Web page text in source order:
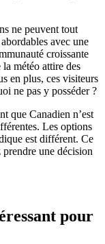
ne peuvent tout
avec une
croissante
météo attire des
en plus, ces visiteurs
ne pas y posséder ?
que Canadien n’est
Les options
est différent. Ce
une décision
pour